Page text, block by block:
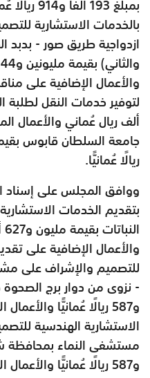
بالخدمات الاستشارية
ازدواجية طريق صور - بدبد
والأعمال الإضافية على
ألف ريال عُماني والأعمال
ريالًا عُمانيًّا.
ووافق المجلس على إسناد
بتقديم الخدمات
والأعمال الإضافية على
للتصميم والإشراف على
و587 ريالًا عُمانيًّا
الاستشارية الهندسية
و587 ريالًا عُمانيًّا